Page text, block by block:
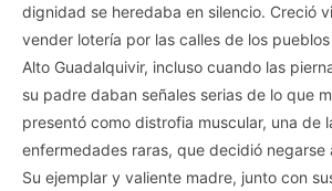
dignidad se heredaba en silencio. Creció
vender lotería por las calles de los
Alto Guadalquivir, incluso cuando las
su padre daban señales serias de lo que
presentó como distrofia muscular, una de
enfermedades raras, que decidió negarse
Su ejemplar y valiente madre, junto con